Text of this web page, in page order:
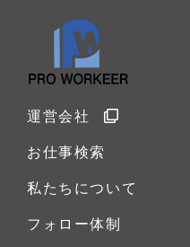
運営会社
お仕事検索
私たちについて
フォロー体制